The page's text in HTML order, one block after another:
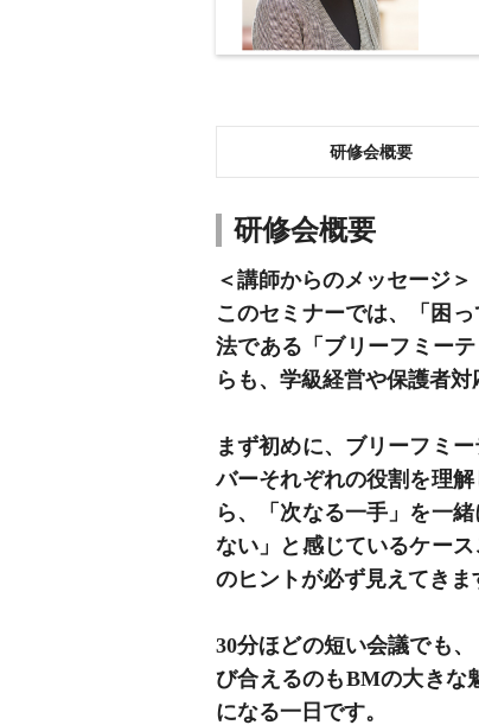
研修会概要
研修会概要
＜講師からのメッセージ＞
このセミナーでは、「困
法である「ブリーフミー
らも、学級経営や保護者
まず初めに、ブリーフミ
バーそれぞれの役割を理
ら、「次なる一手」を一
ない」と感じているケー
のヒントが必ず見えてきま
30分ほどの短い会議でも
び合えるのもBMの大きな
になる一日です。